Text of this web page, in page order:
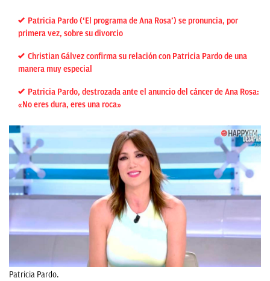
Patricia Pardo (‘El programa de Ana Rosa’) se pronuncia, por
primera vez, sobre su divorcio
Christian Gálvez confirma su relación con Patricia Pardo de una
manera muy especial
Patricia Pardo, destrozada ante el anuncio del cáncer de Ana Rosa:
«No eres dura, eres una roca»
Patricia Pardo.